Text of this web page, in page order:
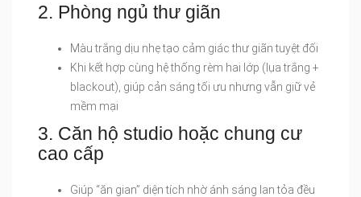
2. Phòng ngủ thư giãn
Màu trắng dịu nhẹ tạo cảm giác thư giãn tuyệt đối
Khi kết hợp cùng hệ thống rèm hai lớp (lụa trắng +
blackout), giúp cản sáng tối ưu nhưng vẫn giữ vẻ
mềm mại
3. Căn hộ studio hoặc chung cư
cao cấp
Giúp “ăn gian” diện tích nhờ ánh sáng lan tỏa đều